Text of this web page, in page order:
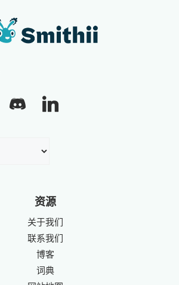
资源
关于我们
联系我们
博客
词典